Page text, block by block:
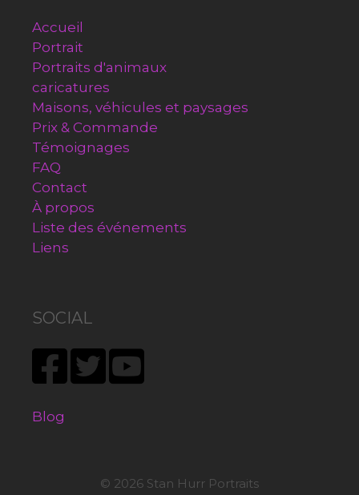
Accueil
Portrait
Portraits d'animaux
caricatures
Maisons, véhicules et paysages
Prix & Commande
Témoignages
FAQ
Contact
À propos
Liste des événements
Liens
SOCIAL
Blog
© 2026 Stan Hurr Portraits